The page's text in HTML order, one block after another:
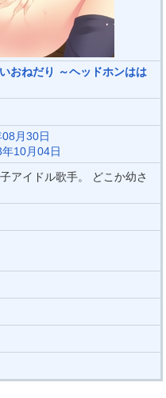
おねだり ～ヘッドホンはは
月30日
10月04日
アイドル歌手。 どこか幼さ